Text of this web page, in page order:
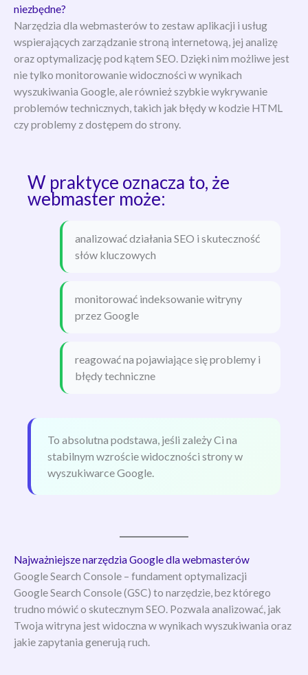
niezbędne?
Narzędzia dla webmasterów to zestaw aplikacji i usług
wspierających zarządzanie stroną internetową, jej analizę
oraz optymalizację pod kątem SEO. Dzięki nim możliwe jest
nie tylko monitorowanie widoczności w wynikach
wyszukiwania Google, ale również szybkie wykrywanie
problemów technicznych, takich jak błędy w kodzie HTML
czy problemy z dostępem do strony.
W praktyce oznacza to, że
webmaster może:
analizować działania SEO i skuteczność
słów kluczowych
monitorować indeksowanie witryny
przez Google
reagować na pojawiające się problemy i
błędy techniczne
To absolutna podstawa, jeśli zależy Ci na
stabilnym wzroście widoczności strony w
wyszukiwarce Google.
Najważniejsze narzędzia Google dla webmasterów
Google Search Console – fundament optymalizacji
Google Search Console (GSC) to narzędzie, bez którego
trudno mówić o skutecznym SEO. Pozwala analizować, jak
Twoja witryna jest widoczna w wynikach wyszukiwania oraz
jakie zapytania generują ruch.